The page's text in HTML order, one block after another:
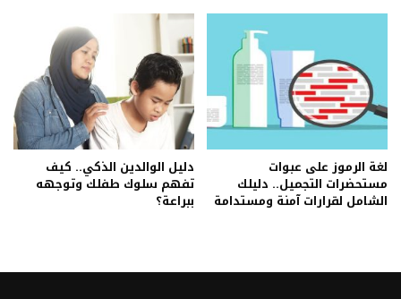
لغة الرموز على عبوات
مستحضرات التجميل.. دليلك
الشامل لقرارات آمنة ومستدامة
دليل الوالدين الذكي.. كيف
تفهم سلوك طفلك وتوجهه
ببراعة؟